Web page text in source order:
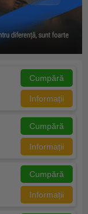
Cumpără
Informații
Cumpără
Informații
Cumpără
Informații